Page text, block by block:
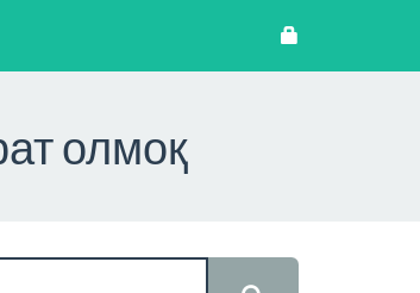
олмоқ